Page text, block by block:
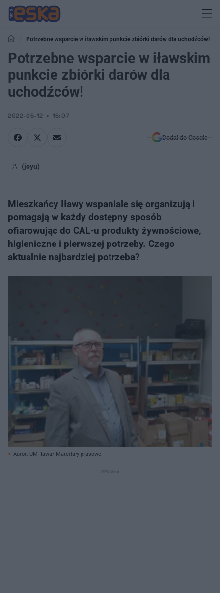
Potrzebne wsparcie w iławskim punkcie zbiórki darów dla uchodźców!
Potrzebne wsparcie w iławskim
punkcie zbiórki darów dla
uchodźców!
2022-05-12 15:07
Dodaj do Google
(joyu)
Mieszkańcy Iławy wspaniale się organizują i
pomagają w każdy dostępny sposób
ofiarowując do CAL-u produkty żywnościowe,
higieniczne i pierwszej potrzeby. Czego
aktualnie najbardziej potrzeba?
Autor: UM Iława/ Materiały prasowe